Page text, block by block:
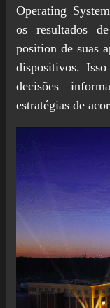
Operating
os resultados
position de suas
dispositivos.
decisões
estratégias de